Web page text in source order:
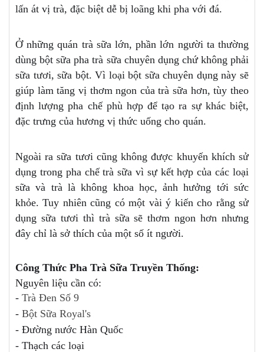
lấn át vị trà, đặc biệt dễ bị loãng khi pha với đá.
Ở những quán trà sữa lớn, phần lớn người ta thường
dùng bột sữa pha trà sữa chuyên dụng chứ không phải
sữa tươi, sữa bột. Vì loại bột sữa chuyên dụng này sẽ
giúp làm tăng vị thơm ngon của trà sữa hơn, tùy theo
định lượng pha chế phù hợp để tạo ra sự khác biệt,
đặc trưng của hương vị thức uống cho quán.
Ngoài ra sữa tươi cũng không được khuyến khích sử
dụng trong pha chế trà sữa vì sự kết hợp của các loại
sữa và trà là không khoa học, ảnh hưởng tới sức
khỏe. Tuy nhiên cũng có một vài ý kiến cho rằng sử
dụng sữa tươi thì trà sữa sẽ thơm ngon hơn nhưng
đây chỉ là sở thích của một số ít người.
Công Thức Pha Trà Sữa Truyền Thống:
Nguyên liệu cần có:
- Trà Đen Số 9
- Bột Sữa Royal's
- Đường nước Hàn Quốc
- Thạch các loại